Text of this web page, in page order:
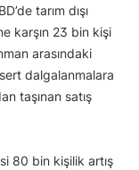
tarım dışı
karşın 23 bin kişi
arasındaki
dalgalanmalara
taşınan satış
80 bin kişilik artış